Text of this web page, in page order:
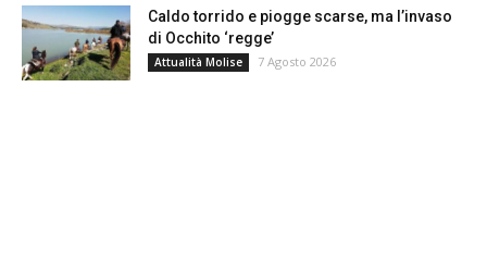
Caldo torrido e piogge scarse, ma l’invaso
di Occhito ‘regge’
Attualità Molise 7 Agosto 2026